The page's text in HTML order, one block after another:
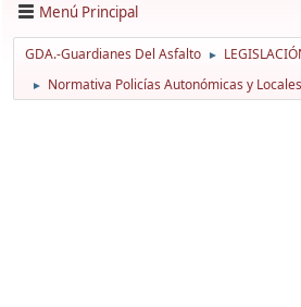
Menú Principal
GDA.-Guardianes Del Asfalto ►
► Normativa Policías Autonómicas y Locales